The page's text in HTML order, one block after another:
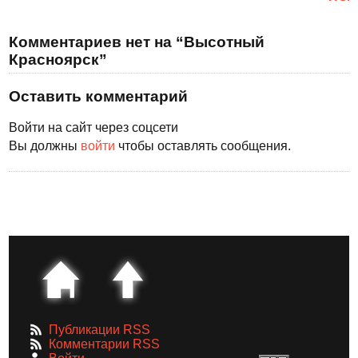
Комментариев нет на “Высотный
Красноярск”
Оставить комментарий
Войти на сайт через соцсети
Вы должны войти чтобы оставлять сообщения.
Публикации RSS
Комментарии RSS